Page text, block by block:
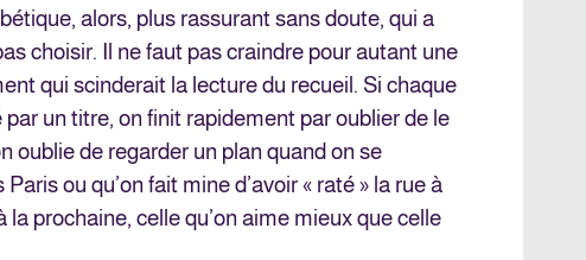
alors, plus rassurant sans doute, qui a
choisir. Il ne faut pas craindre pour autant une
qui scinderait la lecture du recueil. Si chaque
un titre, on finit rapidement par oublier de le
oublie de regarder un plan quand on se
ou qu’on fait mine d’avoir « raté » la rue à
prochaine, celle qu’on aime mieux que celle